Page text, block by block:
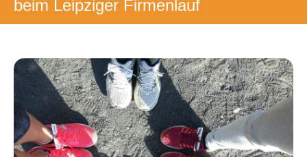
beim Leipziger Firmenlauf